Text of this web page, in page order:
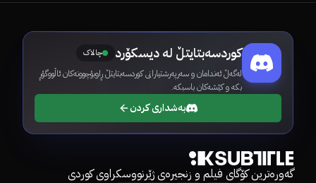
کوردسەبتایتڵ لە دیسکۆرد چالاک
لەگەڵ ئەندامان و سەرپەرشتیارانی کوردسەبتایتڵ ڕاوبۆچوونەکان ئاڵووگۆڕ
بکە و کێشەکان باسبکە.
بەشداری کردن
گەورەترین کۆگای فیلم و زنجیرەی ژێرنووسکراوی کوردی